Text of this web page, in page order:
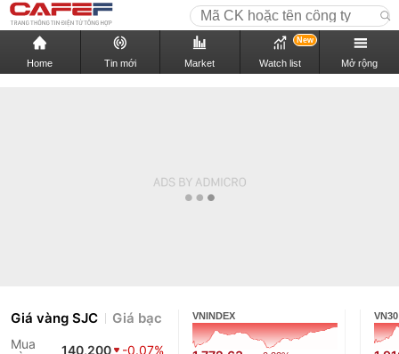
Home Tin mới Market Watch list
New
Mở rộng
Giá vàng SJC Giá bạc
Mua
140,200
-0.07%
VNINDEX VN30